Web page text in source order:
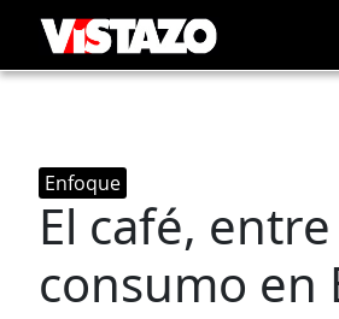
Enfoque
El café,
consumo en